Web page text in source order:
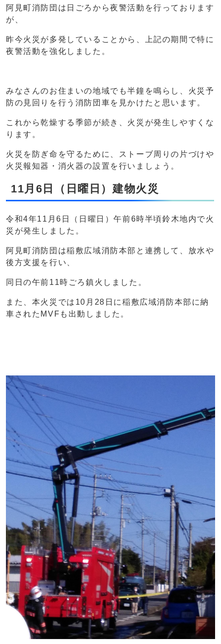
阿見町消防団は日ごろから夜警活動を行っております
が、
昨今火災が多発していることから、上記の期間で特に
夜警活動を強化しました。
みなさんのお住まいの地域でも半鐘を鳴らし、火災予
防の見回りを行う消防団車を見かけたと思います。
これから乾燥する季節が続き、火災が発生しやすくな
ります。
火災を防ぎ命を守るために、ストーブ周りの片づけや
火災報知器・消火器の設置を行いましょう。
11月6日（日曜日）建物火災
令和4年11月6日（日曜日）午前6時半頃鈴木地内で火
災が発生しました。
阿見町消防団は稲敷広域消防本部と連携して、放水や
後方支援を行い、
同日の午前11時ごろ鎮火しました。
また、本火災では10月28日に稲敷広域消防本部に納
車されたMVFも出動しました。